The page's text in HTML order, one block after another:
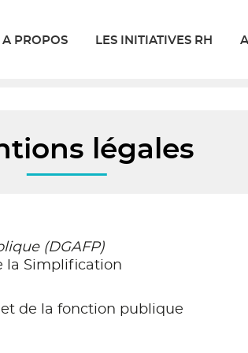
A PROPOS LES INITIATIVES RH
légales
(DGAFP)
la Simplification
de la fonction publique